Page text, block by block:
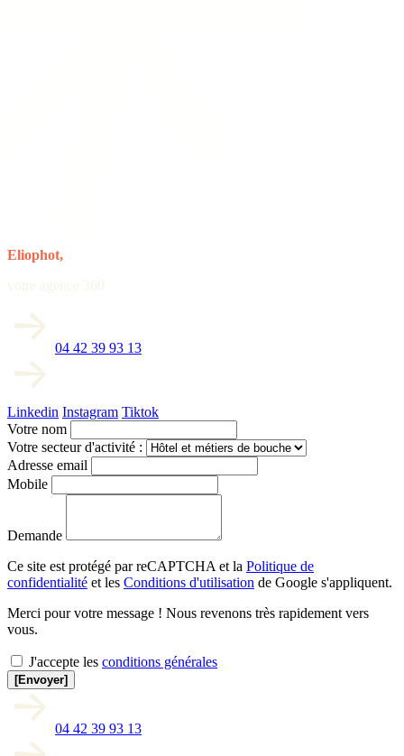
Eliophot,
votre agence 360
04 42 39 93 13
Linkedin Instagram Tiktok
Votre nom
Votre secteur d'activité :
Adresse email
Mobile
Demande
Ce site est protégé par reCAPTCHA et la Politique de
confidentialité et les Conditions d'utilisation de Google s'appliquent.
Merci pour votre message ! Nous revenons très rapidement vers
vous.
J'accepte les conditions générales
[Envoyer]
04 42 39 93 13